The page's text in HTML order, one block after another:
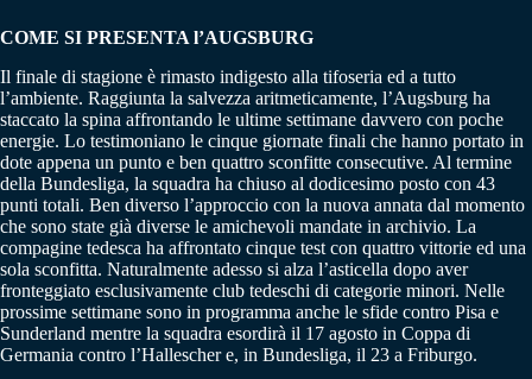
COME SI PRESENTA l’AUGSBURG
Il finale di stagione è rimasto indigesto alla tifoseria ed a tutto
l’ambiente. Raggiunta la salvezza aritmeticamente, l’Augsburg ha
staccato la spina affrontando le ultime settimane davvero con poche
energie. Lo testimoniano le cinque giornate finali che hanno portato in
dote appena un punto e ben quattro sconfitte consecutive. Al termine
della Bundesliga, la squadra ha chiuso al dodicesimo posto con 43
punti totali. Ben diverso l’approccio con la nuova annata dal momento
che sono state già diverse le amichevoli mandate in archivio. La
compagine tedesca ha affrontato cinque test con quattro vittorie ed una
sola sconfitta. Naturalmente adesso si alza l’asticella dopo aver
fronteggiato esclusivamente club tedeschi di categorie minori. Nelle
prossime settimane sono in programma anche le sfide contro Pisa e
Sunderland mentre la squadra esordirà il 17 agosto in Coppa di
Germania contro l’Hallescher e, in Bundesliga, il 23 a Friburgo.